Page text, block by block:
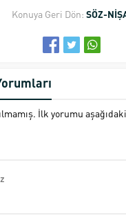
Konuya Geri Dön: SÖZ-
İlk yorumu